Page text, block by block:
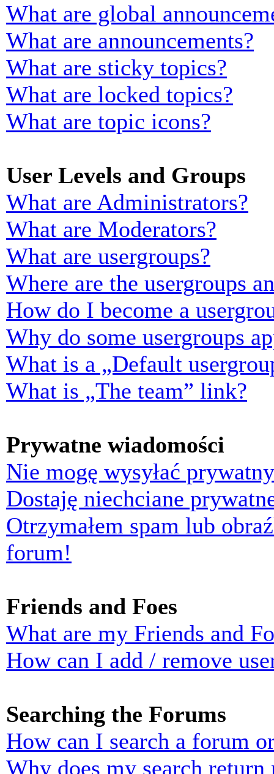
What are global
What are announcements?
What are sticky topics?
What are locked topics?
What are topic icons?
User Levels and Groups
What are Administrators?
What are Moderators?
What are usergroups?
Where are the usergroups
How do I become a
Why do some usergroups
What is a „Default
What is „The team” link?
Prywatne wiadomości
Nie mogę wysyłać
Dostaję niechciane
Otrzymałem spam lub
forum!
Friends and Foes
What are my Friends and
How can I add / remove
Searching the Forums
How can I search a forum
Why does my search return